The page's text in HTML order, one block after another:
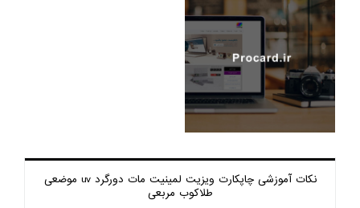
نکات آموزشی چاپ
کارت ویزیت لمینیت مات دورگرد uv موضعی
طلاکوب مربعی